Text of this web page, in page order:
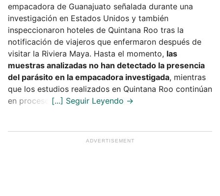
empacadora de Guanajuato señalada durante una
investigación en Estados Unidos y también
inspeccionaron hoteles de Quintana Roo tras la
notificación de viajeros que enfermaron después de
visitar la Riviera Maya. Hasta el momento, las
muestras analizadas no han detectado la presencia
del parásito en la empacadora investigada, mientras
que los estudios realizados en Quintana Roo continúan
en proceso.